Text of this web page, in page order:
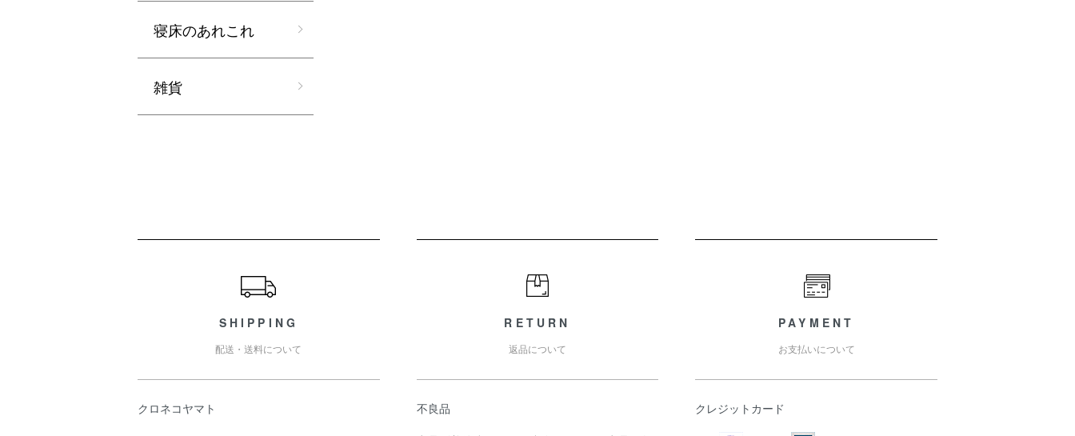
寝床のあれこれ
雑貨
SHIPPING
配送・送料について
クロネコヤマト
RETURN
返品について
不良品
PAYMENT
お支払いについて
クレジットカード